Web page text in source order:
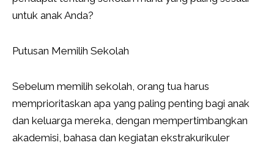
untuk anak Anda?
Putusan Memilih Sekolah
Sebelum memilih sekolah, orang tua harus
memprioritaskan apa yang paling penting bagi anak
dan keluarga mereka, dengan mempertimbangkan
akademisi, bahasa dan kegiatan ekstrakurikuler